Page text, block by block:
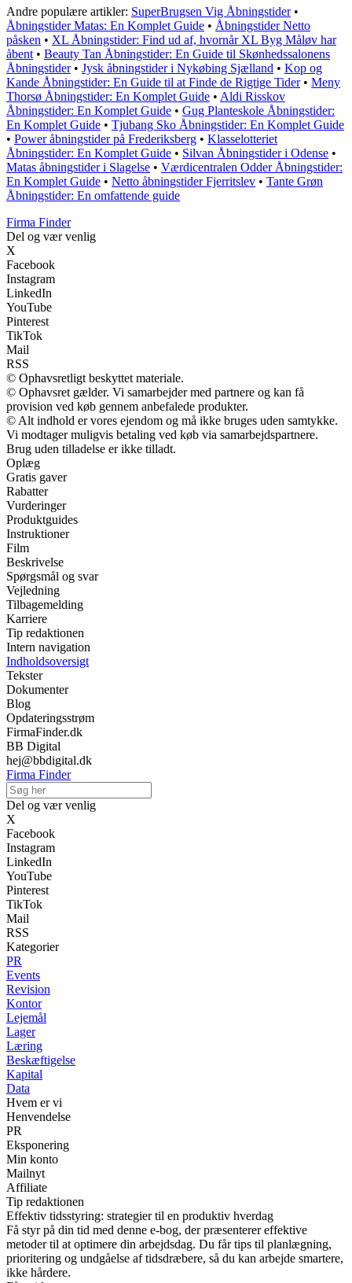
Andre populære artikler: SuperBrugsen Vig Åbningstider•
Åbningstider Matas: En Komplet Guide • Åbningstider Netto
påsken • XL Åbningstider: Find ud af, hvornår XL Byg Måløv har
åbent • Beauty Tan Åbningstider: En Guide til Skønhedssalonens
Åbningstider• Jysk åbningstider i Nykøbing Sjælland • Kop og
Kande Åbningstider: En Guide til at Finde de Rigtige Tider• Meny
Thorsø Åbningstider: En Komplet Guide • Aldi Risskov
Åbningstider: En Komplet Guide • Gug Planteskole Åbningstider:
En Komplet Guide • Tjubang Sko Åbningstider: En Komplet Guide
• Power åbningstider på Frederiksberg • Klasselotteriet
Åbningstider: En Komplet Guide • Silvan Åbningstider i Odense •
Matas åbningstider i Slagelse • Værdicentralen Odder Åbningstider:
En Komplet Guide • Netto åbningstider Fjerritslev • Tante Grøn
Åbningstider: En omfattende guide
Firma Finder
Del og vær venlig
X
Facebook
Instagram
LinkedIn
YouTube
Pinterest
TikTok
Mail
RSS
© Ophavsretligt beskyttet materiale.
© Ophavsret gælder. Vi samarbejder med partnere og kan få
provision ved køb gennem anbefalede produkter.
© Alt indhold er vores ejendom og må ikke bruges uden samtykke.
Vi modtager muligvis betaling ved køb via samarbejdspartnere.
Brug uden tilladelse er ikke tilladt.
Oplæg
Gratis gaver
Rabatter
Vurderinger
Produktguides
Instruktioner
Film
Beskrivelse
Spørgsmål og svar
Vejledning
Tilbagemelding
Karriere
Tip redaktionen
Intern navigation
Indholdsoversigt
Tekster
Dokumenter
Blog
Opdateringsstrøm
FirmaFinder.dk
BB Digital
hej@bbdigital.dk
Firma Finder
Del og vær venlig
X
Facebook
Instagram
LinkedIn
YouTube
Pinterest
TikTok
Mail
RSS
Kategorier
PR
Events
Revision
Kontor
Lejemål
Lager
Læring
Beskæftigelse
Kapital
Data
Hvem er vi
Henvendelse
PR
Eksponering
Min konto
Mailnyt
Affiliate
Tip redaktionen
Effektiv tidsstyring: strategier til en produktiv hverdag
Få styr på din tid med denne e-bog, der præsenterer effektive
metoder til at optimere din arbejdsdag. Du får tips til planlægning,
prioritering og undgåelse af tidsdræbere, så du kan arbejde smartere,
ikke hårdere.